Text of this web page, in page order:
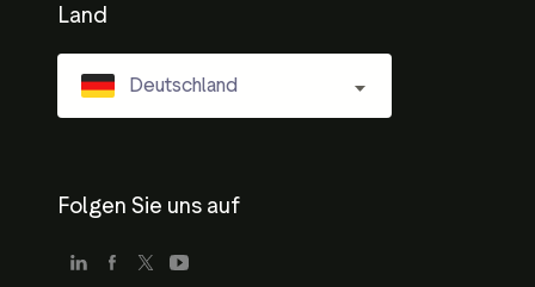
Land
Deutschland
Folgen Sie uns auf